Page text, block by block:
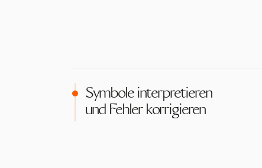
Symbole interpretieren
und Fehler korrigieren